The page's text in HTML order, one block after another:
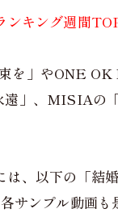
ンキング週間
」やONE
、MISIAの
、以下の「
ンプル動画も